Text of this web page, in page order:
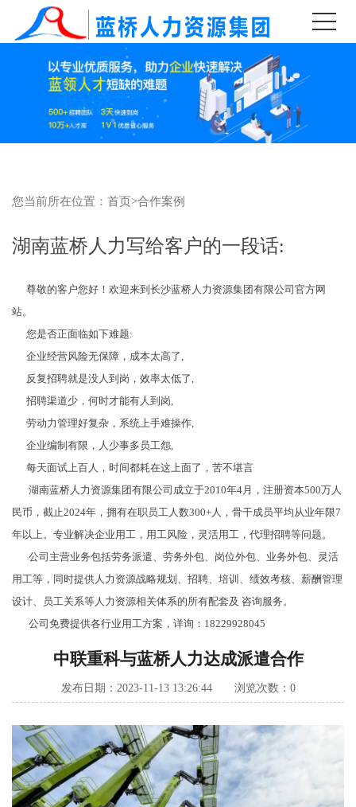
您当前所在位置： 首页>合作案例
湖南蓝桥人力写给客户的一段话:
尊敬的客户您好！欢迎来到长沙蓝桥人力资源集团有限公司官方网
站。
您是否正面临如下难题:
企业经营风险无保障，成本太高了,
反复招聘就是没人到岗，效率太低了,
招聘渠道少，何时才能有人到岗,
劳动力管理好复杂，系统上手难操作,
企业编制有限，人少事多员工怨,
每天面试上百人，时间都耗在这上面了，苦不堪言
湖南蓝桥人力资源集团有限公司成立于2010年4月，注册资本500万人
民币，截止2024年，拥有在职员工人数300+人，骨干成员平均从业年限7
年以上。专业解决企业用工，用工风险，灵活用工，代理招聘等问题。
公司主营业务包括劳务派遣、劳务外包、岗位外包、业务外包、灵活
用工等，同时提供人力资源战略规划、招聘、培训、绩效考核、薪酬管理
设计、员工关系等人力资源相关体系的所有配套及 咨询服务。
公司免费提供各行业用工方案，详询：18229928045
中联重科与蓝桥人力达成派遣合作
发布日期：2023-11-13 13:26:44 浏览次数： 0